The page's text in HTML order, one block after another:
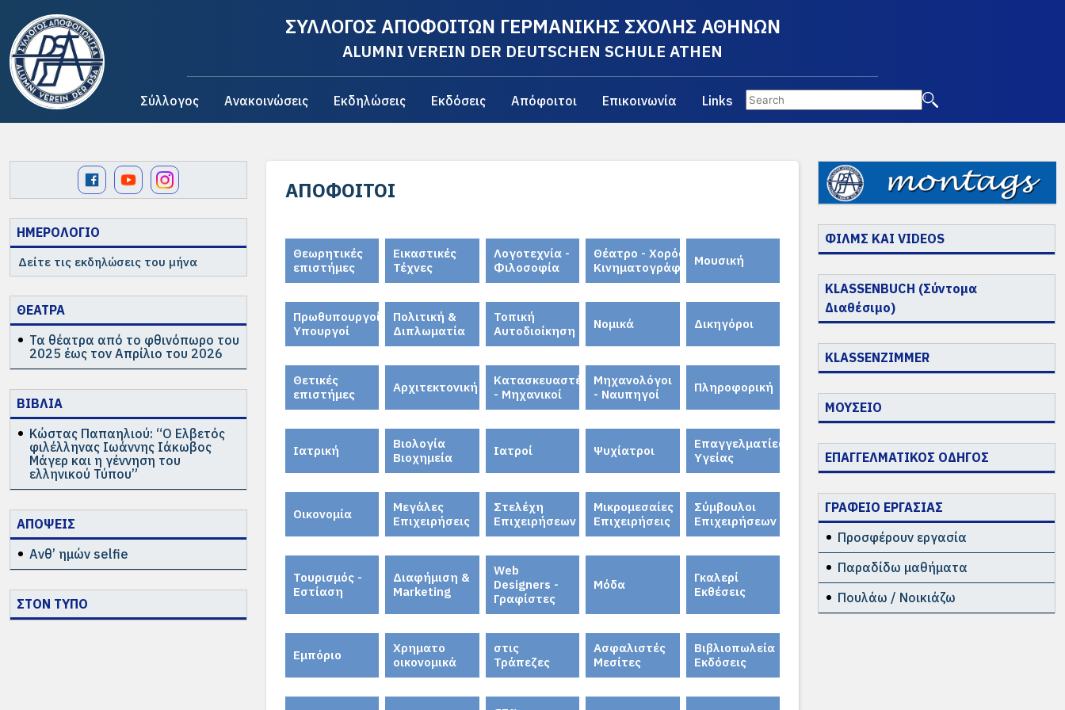
ΣΥΛΛΟΓΟΣ ΑΠΟΦΟΙΤΩΝ ΓΕΡΜΑΝΙΚΗΣ ΣΧΟΛΗΣ ΑΘΗΝΩΝ
ALUMNI VEREIN DER DEUTSCHEN SCHULE ATHEN
Σύλλογος Ανακοινώσεις Εκδηλώσεις Εκδόσεις Απόφοιτοι Επικοινωνία Links
ΗΜΕΡΟΛΟΓΙΟ
Δείτε τις εκδηλώσεις του μήνα
ΘΕΑΤΡΑ
Τα θέατρα από το φθινόπωρο του
2025 έως τον Απρίλιο του 2026
ΒΙΒΛΙΑ
Κώστας Παπαηλιού: “Ο Ελβετός
φιλέλληνας Ιωάννης Ιάκωβος
Μάγερ και η γέννηση του
ελληνικού Τύπου”
ΑΠΟΨΕΙΣ
Ανθ’ ημών selfie
ΣΤΟΝ ΤΥΠΟ
ΑΠΌΦΟΙΤΟΙ
Θεωρητικές
επιστήμες
Εικαστικές
Τέχνες
Λογοτεχνία -
Φιλοσοφία
Θέατρο - Χορός
Κινηματογράφος Μουσική
Πρωθυπουργοί
Υπουργοί
Πολιτική &
Διπλωματία
Τοπική
Αυτοδιοίκηση
Νομικά Δικηγόροι
Θετικές
επιστήμες
Αρχιτεκτονική
Κατασκευαστές
- Μηχανικοί
Μηχανολόγοι
- Ναυπηγοί
Πληροφορική
Ιατρική
Βιολογία
Βιοχημεία
Ιατροί Ψυχίατροι
Επαγγελματίες
Υγείας
Οικονομία
Μεγάλες
Επιχειρήσεις
Στελέχη
Επιχειρήσεων
Μικρομεσαίες
Επιχειρήσεις
Σύμβουλοι
Επιχειρήσεων
Τουρισμός -
Εστίαση
Διαφήμιση &
Marketing
Web
Designers -
Γραφίστες
Μόδα
Γκαλερί
Εκθέσεις
Εμπόριο
Χρηματο
οικονομικά
στις
Τράπεζες
Ασφαλιστές
Μεσίτες
Βιβλιοπωλεία
Εκδόσεις
ΦΙΛΜΣ ΚΑΙ VIDEOS
KLASSENBUCH (Σύντομα
Διαθέσιμο)
KLASSENZIMMER
ΜΟΥΣΕΙΟ
ΕΠΑΓΓΕΛΜΑΤΙΚΟΣ ΟΔΗΓΟΣ
ΓΡΑΦΕΙΟ ΕΡΓΑΣΙΑΣ
Προσφέρουν εργασία
Παραδίδω μαθήματα
Πουλάω / Νοικιάζω